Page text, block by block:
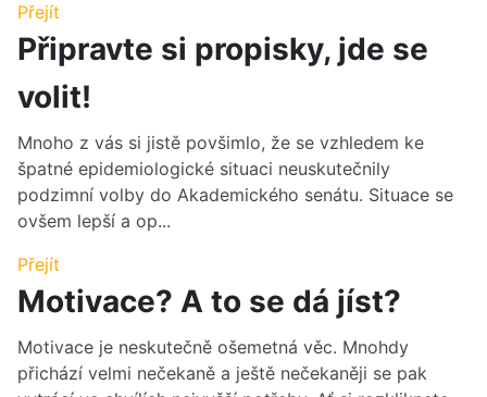
Přejít
Připravte si propisky, jde se
volit!
Mnoho z vás si jistě povšimlo, že se vzhledem ke
špatné epidemiologické situaci neuskutečnily
podzimní volby do Akademického senátu. Situace se
ovšem lepší a op...
Přejít
Motivace? A to se dá jíst?
Motivace je neskutečně ošemetná věc. Mnohdy
přichází velmi nečekaně a ještě nečekaněji se pak